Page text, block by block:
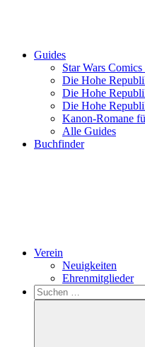
Guides
Star Wars
Die Hohe
Die Hohe
Die Hohe
Kanon-Romane
Alle Guides
Buchfinder
Verein
Neuigkeiten
Ehrenmitglieder
Search
Suchen
nach: